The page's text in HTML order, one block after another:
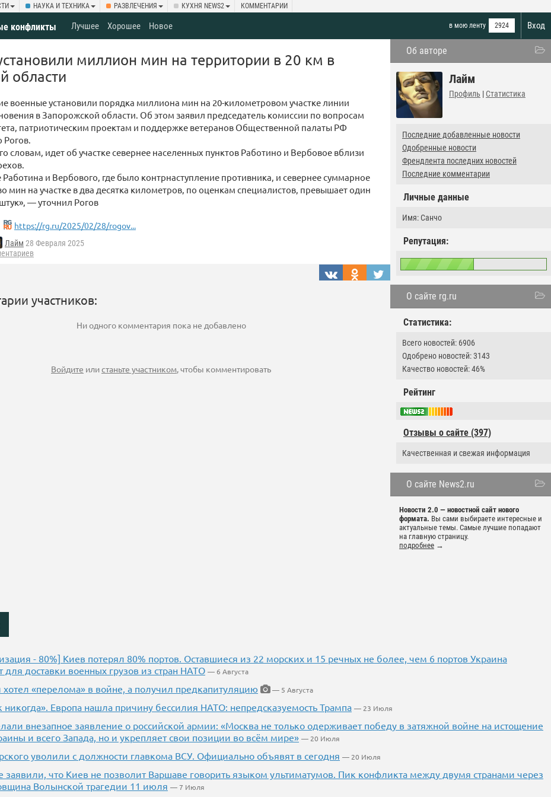
НАУКА И ТЕХНИКА РАЗВЛЕЧЕНИЯ КУХНЯ NEWS2 КОММЕНТАРИИ
Вход
конфликты в мою ленту 2924
Лучшее Хорошее Новое
Об авторе
Лайм
Профиль | Статистика
Последние добавленные новости
Одобренные новости
Френдлента последних новостей
Последние комментарии
Личные данные
Имя: Санчо
Репутация:
О сайте rg.ru
Статистика:
Всего новостей: 6906
Одобрено новостей: 3143
Качество новостей: 46%
Рейтинг
Отзывы о сайте (397)
Качественная и свежая информация
О сайте News2.ru
Новости 2.0 — новостной сайт нового
формата. Вы сами выбираете интересные и
актуальные темы. Самые лучшие попадают
на главную страницу.
подробнее →
миллион мин на территории в 20 км в
области
военные установили порядка миллиона мин на 20-километровом участке линии
в Запорожской области. Об этом заявил председатель комиссии по вопросам
патриотическим проектам и поддержке ветеранов Общественной палаты РФ
словам, идет об участке севернее населенных пунктов Работино и Вербовое вблизи
Работина и Вербового, где было контрнаступление противника, и севернее суммарное
мин на участке в два десятка километров, по оценкам специалистов, превышает один
— уточнил Рогов
https://rg.ru/2025/02/28/rogov...
Лайм 28 Февраля 2025
участников:
Ни одного комментария пока не добавлено
Войдите илистаньте участником, чтобы комментировать
- 80%] Киев потерял 80% портов. Оставшиеся из 22 морских и 15 речных не более, чем 6 портов Украина
для доставки военных грузов из стран НАТО — 6 Августа
хотел «перелома» в войне, а получил предкапитуляцию
— 5 Августа
никогда». Европа нашла причину бессилия НАТО: непредсказуемость Трампа — 23 Июля
внезапное заявление о российской армии: «Москва не только одерживает победу в затяжной войне на истощение
и всего Запада, но и укрепляет свои позиции во всём мире» — 20 Июля
уволили с должности главкома ВСУ. Официально объявят в сегодня — 20 Июля
заявили, что Киев не позволит Варшаве говорить языком ультиматумов. Пик конфликта между двумя странами через
Волынской трагедии 11 июля — 7 Июля